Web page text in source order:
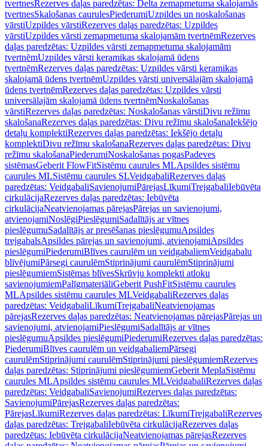
tvertnesRezerves daļas paredzētas: Delta zemapmetuma skalojamās
tvertnesSkalošanas caurulesPiederumiUzpildes un noskalošanas
vārstiUzpildes vārstiRezerves daļas paredzētas: Uzpildes
vārstiUzpildes vārsti zemapmetuma skalojamām tvertnēmRezerves
daļas paredzētas: Uzpildes vārsti zemapmetuma skalojamām
tvertnēmUzpildes vārsti keramikas skalojamā ūdens
tvertnēmRezerves daļas paredzētas: Uzpildes vārsti keramikas
skalojamā ūdens tvertnēmUzpildes vārsti universālajām skalojamā
ūdens tvertnēmRezerves daļas paredzētas: Uzpildes vārsti
universālajām skalojamā ūdens tvertnēmNoskalošanas
vārstiRezerves daļas paredzētas: Noskalošanas vārstiDivu režīmu
skalošanaRezerves daļas paredzētas: Divu režīmu skalošanaIekšējo
detaļu komplektiRezerves daļas paredzētas: Iekšējo detaļu
komplektiDivu režīmu skalošanaRezerves daļas paredzētas: Divu
režīmu skalošanaPiederumiNoskalošanas pogasPadeves
sistēmasGeberit FlowFitSistēmu caurules MLApsildes sistēmu
caurules MLSistēmu caurules SLVeidgabaliRezerves daļas
paredzētas: VeidgabaliSavienojumiPārejasLīkumiTrejgabaliIebūvēta
cirkulācijaRezerves daļas paredzētas: Iebūvēta
cirkulācijaNeatvienojamas pārejasPārejas un savienojumi,
atvienojamiNoslēgiPieslēgumiSadalītājs ar vītnes
pieslēgumuSadalītājs ar presēšanas pieslēgumuApsildes
trejgabalsApsildes pārejas un savienojumi, atvienojamiApsildes
pieslēgumiPiederumiBlīves caurulēm un veidgabaliemVeidgabalu
blīvējumiPārsegi caurulēmStiprinājumi caurulēmStiprinājumi
pieslēgumiemSistēmas blīvesSkrūvju komplekti atloku
savienojumiemPalīgmateriāliGeberit PushFitSistēmu caurules
MLApsildes sistēmu caurules MLVeidgabaliRezerves daļas
paredzētas: VeidgabaliLīkumiTrejgabaliNeatvienojamas
pārejasRezerves daļas paredzētas: Neatvienojamas pārejasPārejas un
savienojumi, atvienojamiPieslēgumiSadalītājs ar vītnes
pieslēgumuApsildes pieslēgumiPiederumiRezerves daļas paredzētas:
PiederumiBlīves caurulēm un veidgabaliemPārsegi
caurulēmStiprinājumi caurulēmStiprinājumi pieslēgumiemRezerves
daļas paredzētas: Stiprinājumi pieslēgumiemGeberit MeplaSistēmu
caurules MLApsildes sistēmu caurules MLVeidgabaliRezerves daļas
paredzētas: VeidgabaliSavienojumiRezerves daļas paredzētas:
SavienojumiPārejasRezerves daļas paredzētas:
PārejasLīkumiRezerves daļas paredzētas: LīkumiTrejgabaliRezerves
daļas paredzētas: TrejgabaliIebūvēta cirkulācijaRezerves daļas
paredzētas: Iebūvēta cirkulācijaNeatvienojamas pārejasRezerves